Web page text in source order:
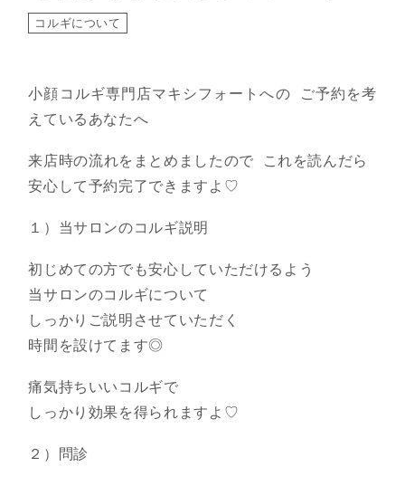
コルギについて
小顔コルギ専門店マキシフォートへの ご予約を考
えているあなたへ
来店時の流れをまとめましたので これを読んだら
安心して予約完了できますよ♡
１）当サロンのコルギ説明
初じめての方でも安心していただけるよう
当サロンのコルギについて
しっかりご説明させていただく
時間を設けてます◎
痛気持ちいいコルギで
しっかり効果を得られますよ♡
２）問診